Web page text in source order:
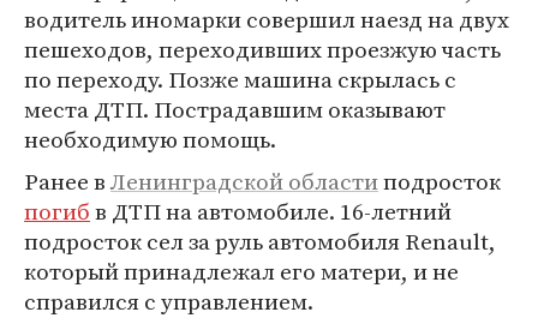
водитель иномарки совершил наезд на двух
пешеходов, переходивших проезжую часть
по переходу. Позже машина скрылась с
места ДТП. Пострадавшим оказывают
необходимую помощь.
Ранее вЛенинградской областиподросток
погибв ДТП на автомобиле. 16-летний
подросток сел за руль автомобиля Renault,
который принадлежал его матери, и не
справился с управлением.